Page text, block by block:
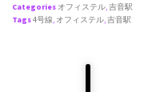
Categories オフィステル,吉音駅
Tags4号線, オフィステル,吉音駅